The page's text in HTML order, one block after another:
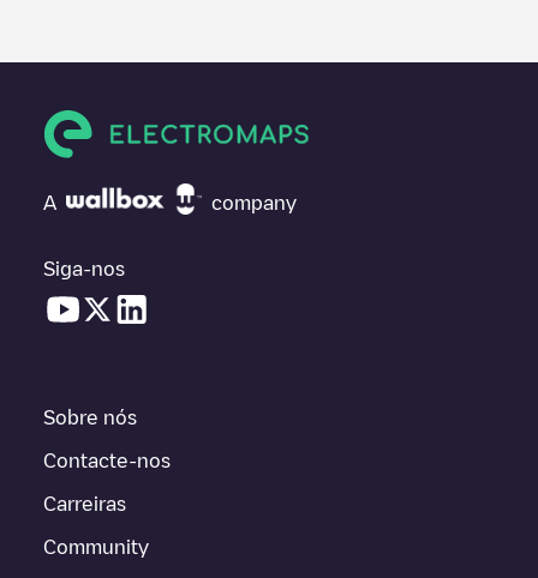
A company
Siga-nos
Sobre nós
Contacte-nos
Carreiras
Community